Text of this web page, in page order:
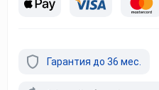
Гарантия до 36 мес.